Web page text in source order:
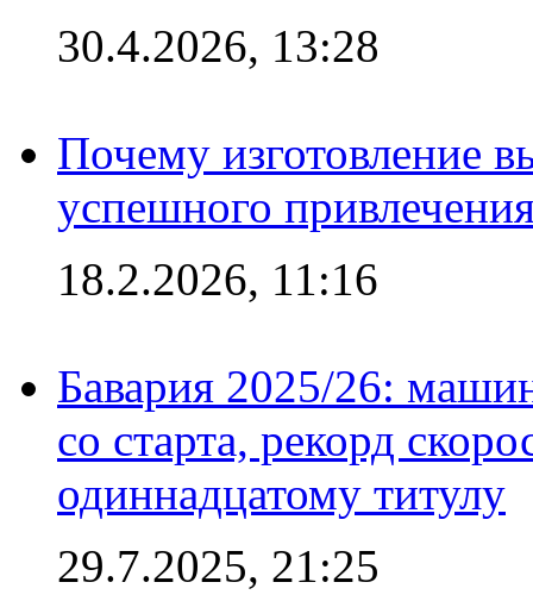
30.4.2026, 13:28
Почему изготовление
успешного
18.2.2026, 11:16
Бавария 2025/26:
со старта, рекорд
одиннадцатому титулу
29.7.2025, 21:25